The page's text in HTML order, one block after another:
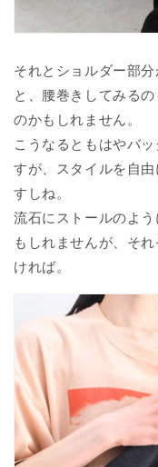
それとショルダー部
と、腰巻きしてみる
のかもしれません。
こうなるともはやバ
すが、スタイルを自
すしね。
流石にストールのよ
もしれませんが、そ
ければ。